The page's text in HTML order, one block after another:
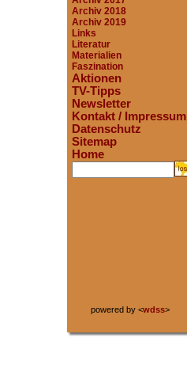
Archiv 2018
Archiv 2019
Links
Literatur
Materialien
Faszination
Aktionen
TV-Tipps
Newsletter
Kontakt / Impressum
Datenschutz
Sitemap
Home
powered by <wdss>